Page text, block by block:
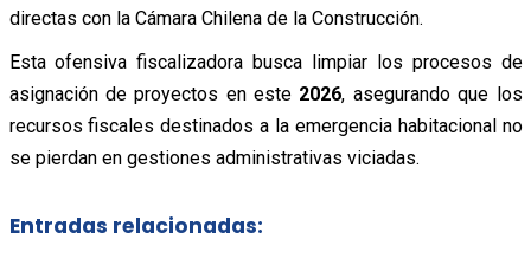
directas con la Cámara Chilena de la Construcción.
Esta ofensiva fiscalizadora busca limpiar los procesos de
asignación de proyectos en este 2026, asegurando que los
recursos fiscales destinados a la emergencia habitacional no
se pierdan en gestiones administrativas viciadas.
Entradas relacionadas: